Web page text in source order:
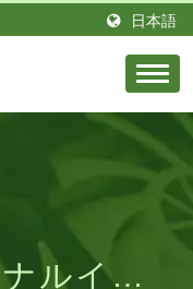
日本語
ルイン